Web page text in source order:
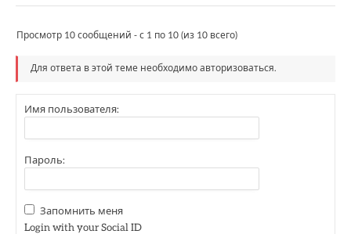
Просмотр 10 сообщений - с 1 по 10 (из 10 всего)
Для ответа в этой теме необходимо авторизоваться.
Имя пользователя:
Пароль:
Запомнить меня
Login with your Social ID